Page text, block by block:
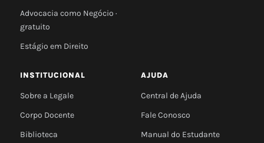
Advocacia como Negócio ·
gratuito
Estágio em Direito
INSTITUCIONAL
Sobre a Legale
Corpo Docente
Biblioteca
AJUDA
Central de Ajuda
Fale Conosco
Manual do Estudante